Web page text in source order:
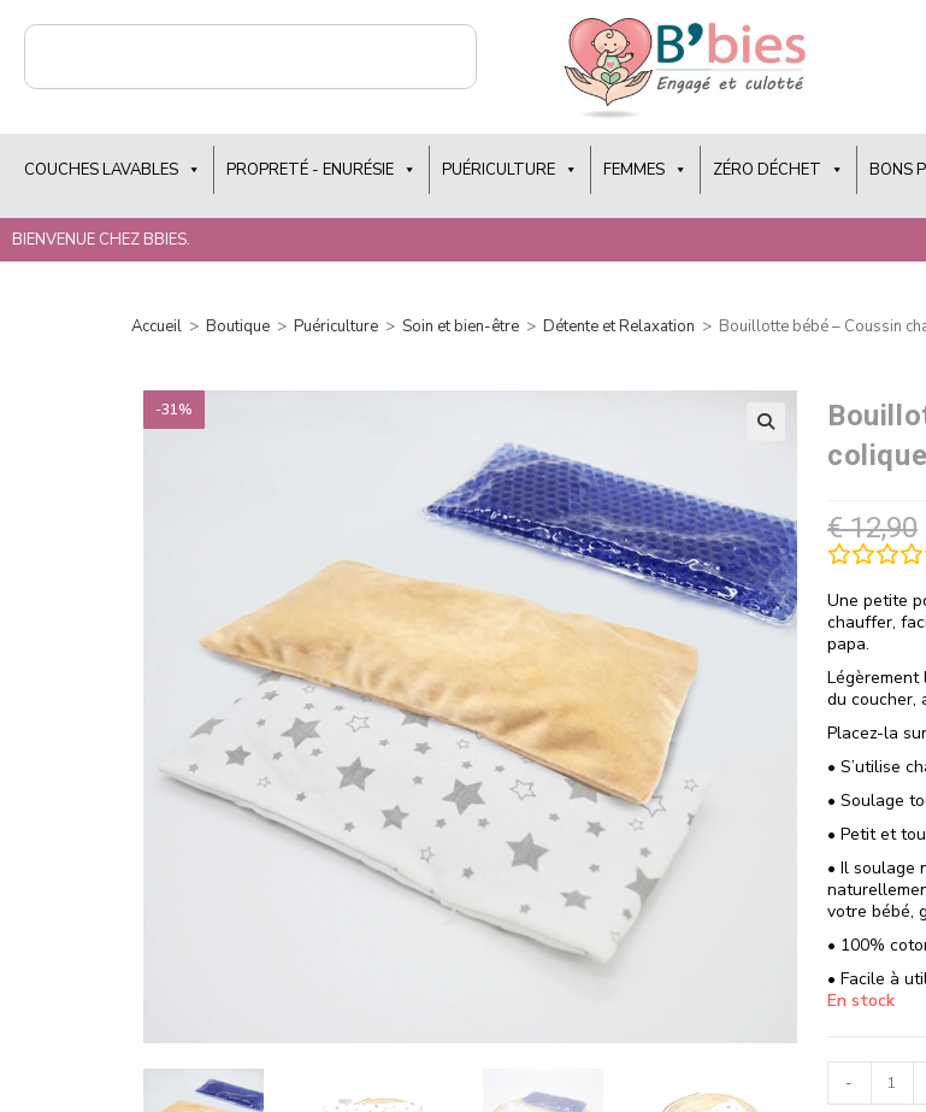
COUCHES LAVABLES PROPRETÉ - ENURÉSIE PUÉRICULTURE FEMMES ZÉRO DÉCHET BONS
BIENVENUE CHEZ BBIES.
Accueil > Boutique > Puériculture > Soin et bien-être > Détente et Relaxation > Bouillotte bébé – Coussin
-31%
€12,90
Une petite
chauffer,
papa.
du coucher,
Placez-la
• S’utilise
• Soulage
• Petit et
• Il soulage
votre bébé,
• 100%
• Facile à
En stock
-